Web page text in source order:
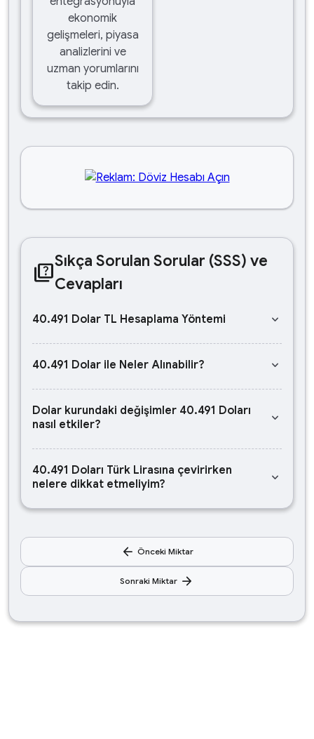
ekonomik
gelişmeleri, piyasa
analizlerini ve
uzman yorumlarını
takip edin.
quizSıkça Sorulan Sorular (SSS) ve
Cevapları
40.491 Dolar TL Hesaplama Yöntemi keyboard_arrow_down
40.491 Dolar ile Neler Alınabilir? keyboard_arrow_down
Dolar kurundaki değişimler 40.491 Doları
nasıl etkiler?
keyboard_arrow_down
40.491 Doları Türk Lirasına çevirirken
nelere dikkat etmeliyim?
keyboard_arrow_down
arrow_back Önceki Miktar
Sonraki Miktar arrow_forward